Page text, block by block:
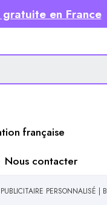
en France
française
Nous contacter
PERSONNALISÉ |